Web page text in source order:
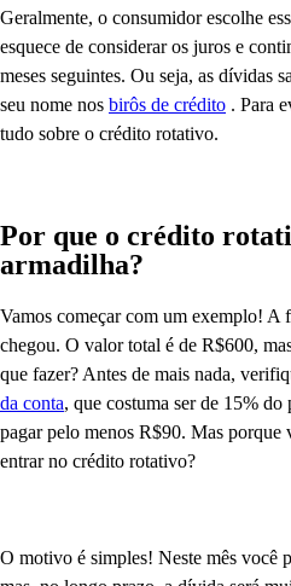
Geralmente, o consumidor escolhe
esquece de considerar os juros e
meses seguintes. Ou seja, as dívidas
seu nome nos birôs de crédito . Para
tudo sobre o crédito rotativo.
Por que o crédito
armadilha?
Vamos começar com um exemplo! A
chegou. O valor total é de R$600,
que fazer? Antes de mais nada,
da conta, que costuma ser de 15%
pagar pelo menos R$90. Mas porque
entrar no crédito rotativo?
O motivo é simples! Neste mês você